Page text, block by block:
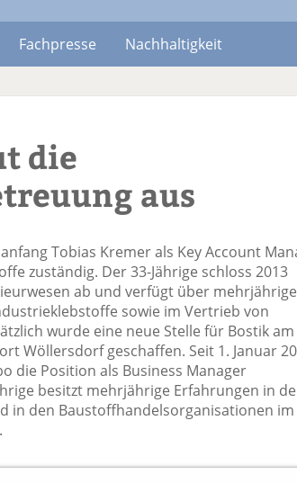
Fachpresse
Nachhaltigkeit
die
aus
Tobias Kremer als Key Account
zuständig. Der 33-Jährige schloss 2013
ab und verfügt über mehrjährige
sowie im Vertrieb von
wurde eine neue Stelle für Bostik am
Wöllersdorf geschaffen. Seit 1. Januar
die Position als Business Manager
besitzt mehrjährige Erfahrungen in
in den Baustoffhandelsorganisationen im